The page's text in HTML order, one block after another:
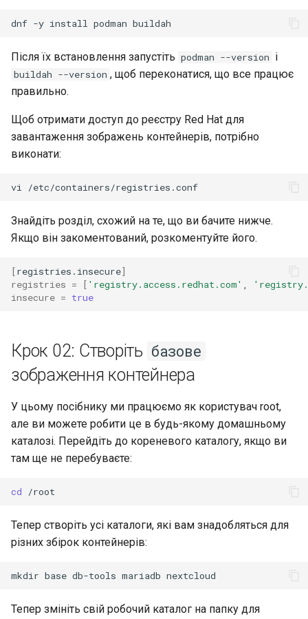
dnf -y install podman
Після їх встановлення запустіть podman --version і
buildah --version , щоб переконатися, що все працює
правильно.
Щоб отримати доступ до реєстру Red Hat для
завантаження зображень контейнерів, потрібно
виконати:
vi
Знайдіть розділ, схожий на те, що ви бачите нижче.
Якщо він закоментований, розкоментуйте його.
[registries.insecure]
registries = [ 'registry.access.redhat.com'
insecure = true
Крок 02: Створіть базове
зображення контейнера
У цьому посібнику ми працюємо як користувач root,
але ви можете робити це в будь-якому домашньому
каталозі. Перейдіть до кореневого каталогу, якщо ви
там ще не перебуваєте:
cd
Тепер створіть усі каталоги, які вам знадобляться для
різних збірок контейнерів:
mkdir base db-tools mariadb
Тепер змініть свій робочий каталог на папку для